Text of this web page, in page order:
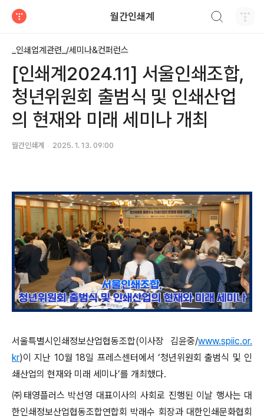
월간인쇄계
_인쇄업계관련_/세미나&컨퍼런스
[인쇄계2024.11] 서울인쇄조합,
청년위원회 출범식 및 인쇄산업
의 현재와 미래 세미나 개최
월간인쇄계 2025. 1. 13. 09:00
서울특별시인쇄정보산업협동조합(이사장 김윤중/www.spiic.or.
kr)이 지난 10월 18일 프레스센터에서 ‘청년위원회 출범식 및 인
쇄산업의 현재와 미래 세미나’를 개최했다.
㈜태영플러스 박선영 대표이사의 사회로 진행된 이날 행사는 대
한인쇄정보산업협동조합연합회 박래수 회장과 대한인쇄문화협회